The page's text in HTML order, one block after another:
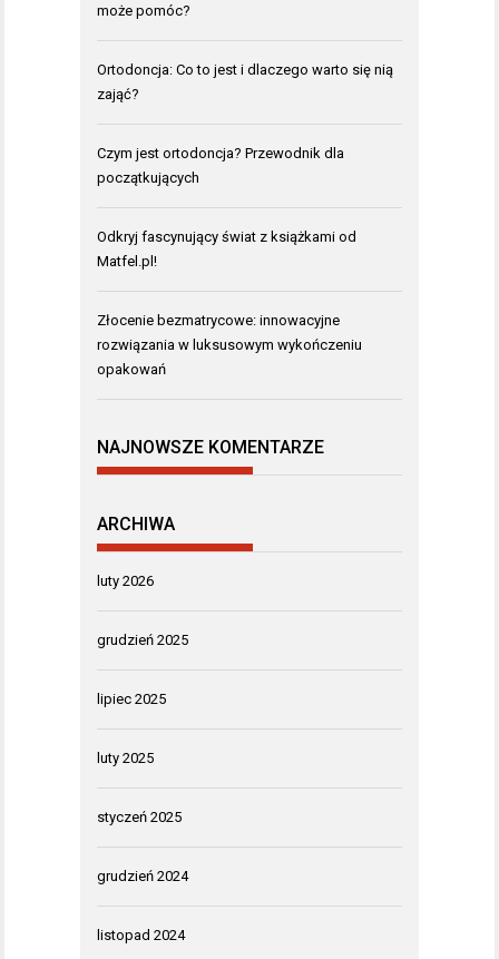
może pomóc?
Ortodoncja: Co to jest i dlaczego warto się nią
zająć?
Czym jest ortodoncja? Przewodnik dla
początkujących
Odkryj fascynujący świat z książkami od
Matfel.pl!
Złocenie bezmatrycowe: innowacyjne
rozwiązania w luksusowym wykończeniu
opakowań
NAJNOWSZE KOMENTARZE
ARCHIWA
luty 2026
grudzień 2025
lipiec 2025
luty 2025
styczeń 2025
grudzień 2024
listopad 2024